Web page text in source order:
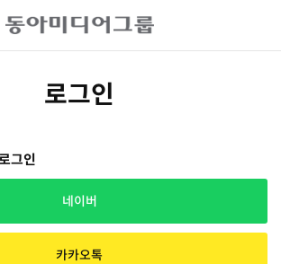
로그인
그인
네이버
카카오톡